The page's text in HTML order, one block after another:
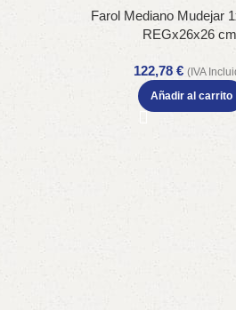
Farol Mediano Mudejar
REGx26x26
122,78 € (IVA
Añadir al carrito